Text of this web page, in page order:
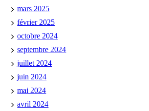
mars 2025
février 2025
octobre 2024
septembre 2024
juillet 2024
juin 2024
mai 2024
avril 2024